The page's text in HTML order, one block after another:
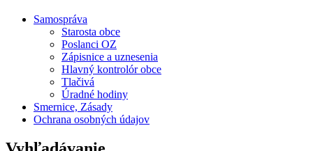
Samospráva
Starosta obce
Poslanci OZ
Zápisnice a uznesenia
Hlavný kontrolór obce
Tlačivá
Úradné hodiny
Smernice, Zásady
Ochrana osobných údajov